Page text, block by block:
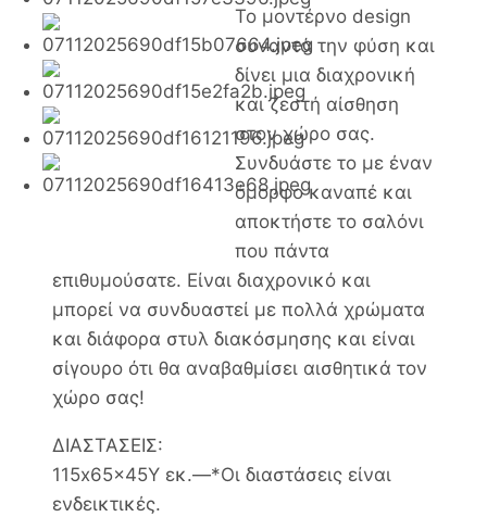
Το μοντέρνο design
συναντά την φύση και
δίνει μια διαχρονική
και ζεστή αίσθηση
στον χώρο σας.
Συνδυάστε τo με έναν
όμορφο καναπέ και
αποκτήστε τo σαλόνι
που πάντα
επιθυμούσατε. Είναι διαχρονικό και
μπορεί να συνδυαστεί με πολλά χρώματα
και διάφορα στυλ διακόσμησης και είναι
σίγουρο ότι θα αναβαθμίσει αισθητικά τον
χώρο σας!
ΔΙΑΣΤΑΣΕΙΣ:
115x65x45Y εκ.—*Οι διαστάσεις είναι
ενδεικτικές.